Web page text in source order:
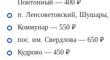
Понтонный — 400 ₽
п. Ленсоветовский,
Коммунар — 550 ₽
пос. им. Свердлова — 650 ₽
Кудрово — 450 ₽